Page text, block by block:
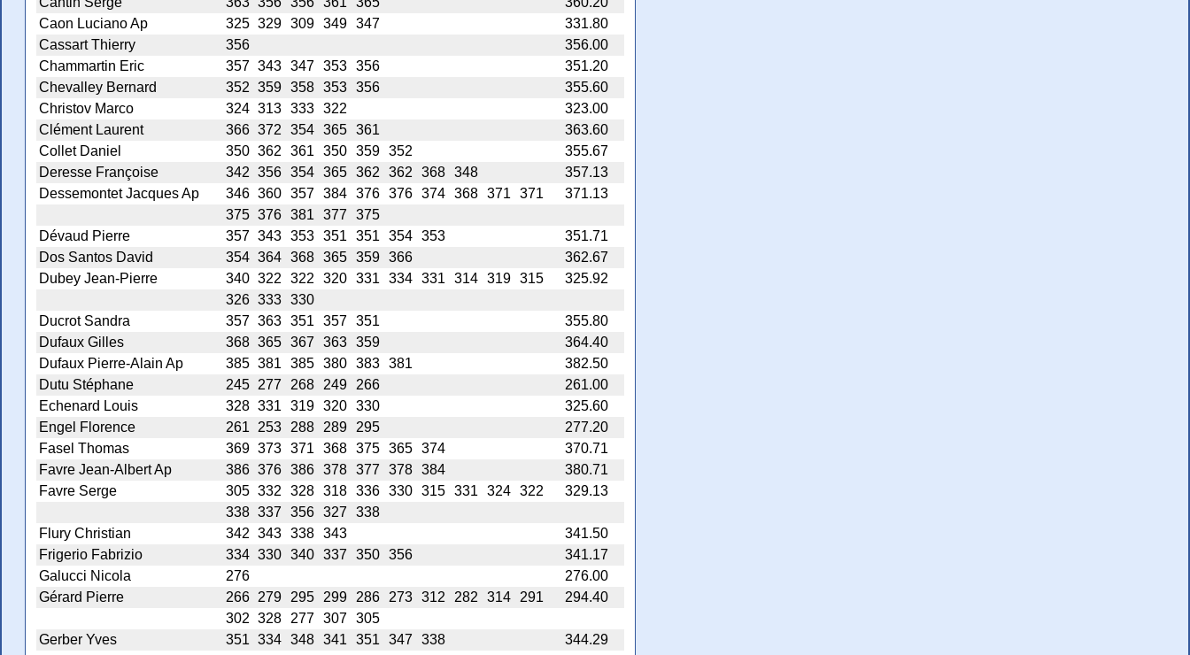
Caon Luciano Ap
325 329 309 349 347
331.80
Cassart Thierry
356
356.00
Chammartin Eric
357 343 347 353 356
351.20
Chevalley Bernard
352 359 358 353 356
355.60
Christov Marco
324 313 333 322
323.00
Clément Laurent
366 372 354 365 361
363.60
Collet Daniel
350 362 361 350 359 352
355.67
Deresse Françoise
342 356 354 365 362 362 368 348
357.13
Dessemontet Jacques Ap
346 360 357 384 376 376 374 368 371 371
371.13
375 376 381 377
375
Dévaud Pierre
357 343 353 351 351 354 353
351.71
Dos Santos David
354 364 368 365 359 366
362.67
Dubey Jean-Pierre
340 322 322 320 331 334 331 314 319 315
325.92
326 333 330
Ducrot Sandra
357 363 351 357 351
355.80
Dufaux Gilles
368 365 367 363 359
364.40
Dufaux Pierre-Alain Ap
385 381 385 380 383 381
382.50
Dutu Stéphane
245 277 268 249 266
261.00
Echenard Louis
328 331 319 320 330
325.60
Engel Florence
261 253 288 289 295
277.20
Fasel Thomas
369 373 371 368 375 365 374
370.71
Favre Jean-Albert Ap
386 376 386 378 377 378 384
380.71
Favre Serge
305 332 328 318 336 330 315 331 324 322
329.13
338 337 356 327
338
Flury Christian
342 343 338 343
341.50
Frigerio Fabrizio
334 330 340 337 350 356
341.17
Galucci Nicola
276
276.00
Gérard Pierre
266 279 295 299 286 273 312 282 314 291
294.40
302 328 277 307 305
Gerber Yves
351 334 348 341 351 347 338
344.29